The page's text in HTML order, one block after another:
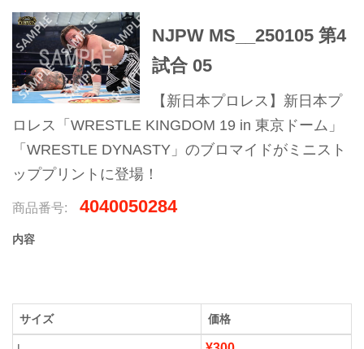
NJPW MS__250105 第4
試合 05
【新日本プロレス】新日本プ
ロレス「WRESTLE KINGDOM 19 in 東京ドーム」
「WRESTLE DYNASTY」のブロマイドがミニスト
ッププリントに登場！
商品番号: 4040050284
内容
サイズ 価格